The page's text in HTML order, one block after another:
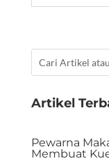
Artikel
Pewarna
Membuat